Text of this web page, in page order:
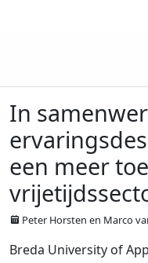
In
een meer
Peter Horsten en Marco
Breda University of